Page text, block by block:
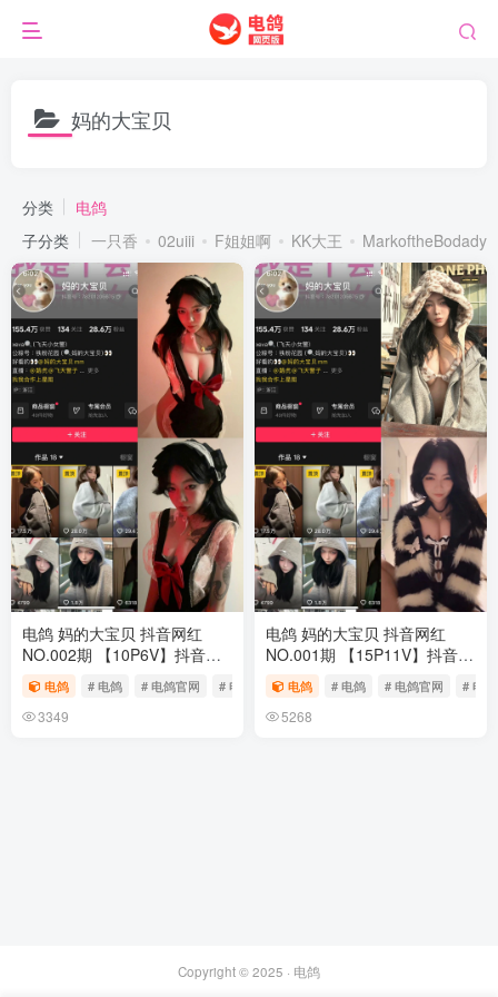
妈的大宝贝
分类
电鸽
子分类
一只香 02uiii F姐姐啊 KK大王 MarkoftheBodady
电鸽 妈的大宝贝 抖音网红
NO.002期 【10P6V】抖音完
整版合集
电鸽 # 电鸽 # 电鸽官网 # 电鸽app
3349
电鸽 妈的大宝贝 抖音网红
NO.001期 【15P11V】抖音完
整版合集
电鸽 # 电鸽 # 电鸽官网 # 电
5268
Copyright © 2025 · 电鸽